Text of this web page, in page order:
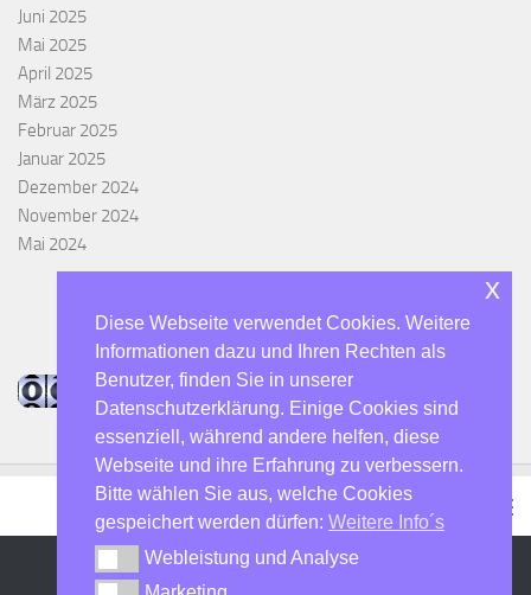
Juni 2025
Mai 2025
April 2025
März 2025
Februar 2025
Januar 2025
Dezember 2024
November 2024
Mai 2024
Diese Webseite verwendet Cookies. Weitere
Informationen dazu und Ihren Rechten als
Benutzer, finden Sie in unserer
Datenschutzerklärung. Einige Cookies sind
essenziell, während andere helfen, diese
Webseite und ihre Erfahrung zu verbessern.
Bitte wählen Sie aus, welche Cookies
gespeichert werden dürfen: Weitere Info´s
Webleistung und Analyse
Webleistung und Analyse
x